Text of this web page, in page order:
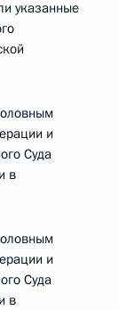
указанные
и
Суда
в
и
Суда
в